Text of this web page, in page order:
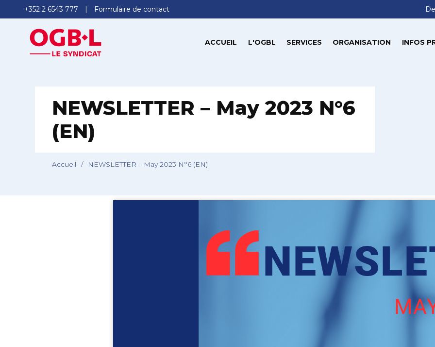
+352 2 6543 777 Formulaire de contact
ACCUEIL L'OGBL SERVICES ORGANISATION INFOS
NEWSLETTER – May 2023 N°6
(EN)
Accueil / NEWSLETTER – May 2023 N°6 (EN)